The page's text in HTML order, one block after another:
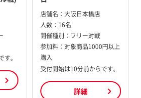
。
店舗名： 大阪日本橋店
人数： 16名
開催種別： フリー対戦
参加料： 対象商品1000円以上
購入
受付開始は10分前からです。
詳細